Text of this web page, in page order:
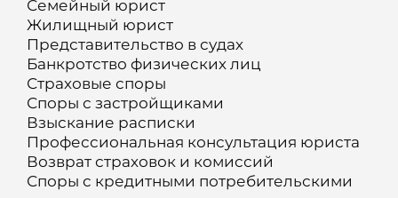
Семейный юрист
Жилищный юрист
Представительство в судах
Банкротство физических лиц
Страховые споры
Споры с застройщиками
Взыскание расписки
Профессиональная консультация юриста
Возврат страховок и комиссий
Споры с кредитными потребительскими